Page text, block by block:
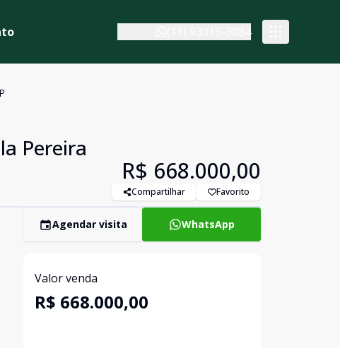
Pereira
R$ 668.000,00
Compartilhar Favorito
Agendar visita WhatsApp
Valor venda
R$ 668.000,00